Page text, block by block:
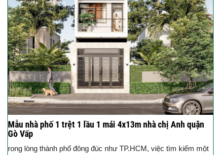
Mẫu nhà phố 1 trệt 1 lầu 1 mái 4x13m nhà chị Anh quận
Gò Vấp
rong lòng thành phố đông đúc như TP.HCM, việc tìm kiếm một